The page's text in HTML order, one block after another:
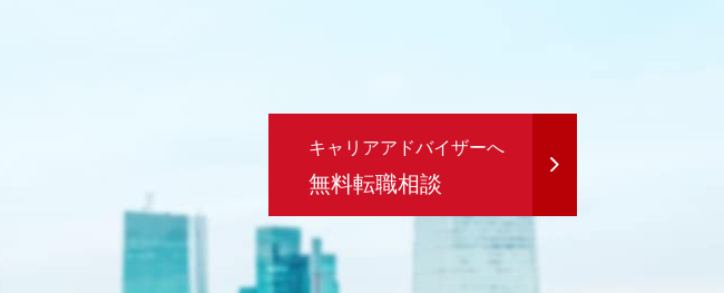
キャリアアドバイザーへ
無料転職相談